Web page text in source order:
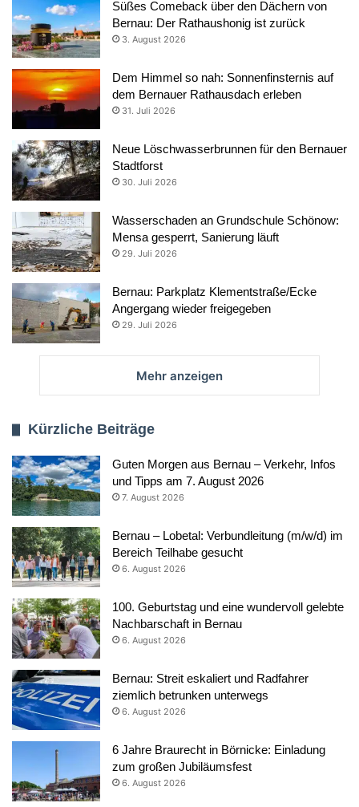
Süßes Comeback über den Dächern von
Bernau: Der Rathaushonig ist zurück
3. August 2026
Dem Himmel so nah: Sonnenfinsternis auf
dem Bernauer Rathausdach erleben
31. Juli 2026
Neue Löschwasserbrunnen für den Bernauer
Stadtforst
30. Juli 2026
Wasserschaden an Grundschule Schönow:
Mensa gesperrt, Sanierung läuft
29. Juli 2026
Bernau: Parkplatz Klementstraße/Ecke
Angergang wieder freigegeben
29. Juli 2026
Mehr anzeigen
Kürzliche Beiträge
Guten Morgen aus Bernau – Verkehr, Infos
und Tipps am 7. August 2026
7. August 2026
Bernau – Lobetal: Verbundleitung (m/w/d) im
Bereich Teilhabe gesucht
6. August 2026
100. Geburtstag und eine wundervoll gelebte
Nachbarschaft in Bernau
6. August 2026
Bernau: Streit eskaliert und Radfahrer
ziemlich betrunken unterwegs
6. August 2026
6 Jahre Braurecht in Börnicke: Einladung
zum großen Jubiläumsfest
6. August 2026